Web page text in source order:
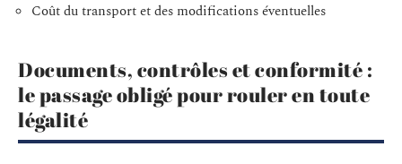
Coût du transport et des modifications éventuelles
Documents, contrôles et conformité :
le passage obligé pour rouler en toute
légalité